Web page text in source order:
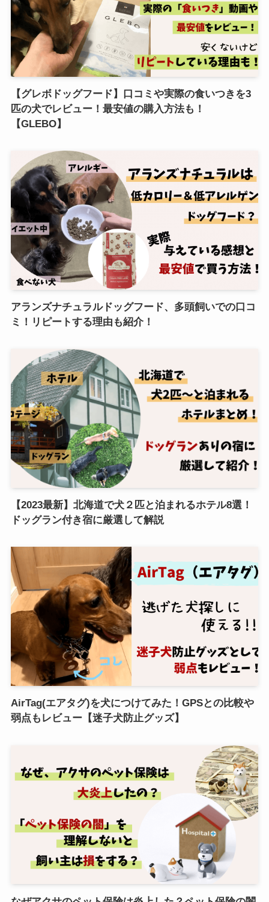
【グレボドッグフード】口コミや実際の食いつきを3
匹の犬でレビュー！最安値の購入方法も！
【GLEBO】
アランズナチュラルドッグフード、多頭飼いでの口コ
ミ！リピートする理由も紹介！
【2023最新】北海道で犬２匹と泊まれるホテル8選！
ドッグラン付き宿に厳選して解説
AirTag(エアタグ)を犬につけてみた！GPSとの比較や
弱点もレビュー【迷子犬防止グッズ】